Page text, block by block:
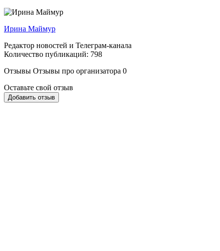
Ирина Маймур
Редактор новостей и Телеграм-канала
Количество публикаций: 798
Отзывы Отзывы про организатора 0
Оставьте свой отзыв
Добавить отзыв